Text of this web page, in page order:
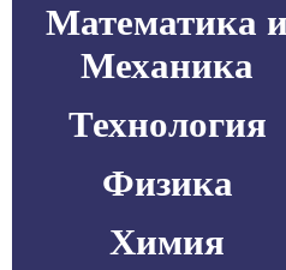
Математика и
Механика
Технология
Физика
Химия